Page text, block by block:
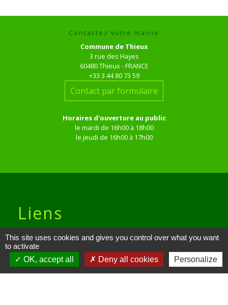
Contactez votre mairie
Commune de Thieux
3 rue des Hayes
60480 Thieux - FRANCE
+33 3 44 80 73 59
Contact par formulaire
Horaires d'ouverture au public
le mardi de 16h00 à 18h00
le jeudi de 16h00 à 17h00
Liens
Site réalisé par KOM Conseil
Oise mobilité
This site uses cookies and gives you control over what you want
to activate
OK, accept all
Deny all cookies Personalize